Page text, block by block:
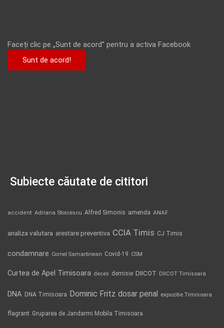
Faceți clic pe „Sunt de acord” pentru a activa Facebook
Sunt de acord!
Subiecte căutate de cititori
accident Adriana Stoicescu Alfred Simonis amenda ANAF
analiza valutara arestare preventiva CCIA Timis CJ Timis
condamnare Cornel Samartinean Covid-19 CSM
Curtea de Apel Timisoara deces demisie DIICOT DIICOT Timisoara
DNA DNA Timisoara Dominic Fritz dosar penal expozitie Timisoara
flagrant Gruparea de Jandarmi Mobila Timisoara